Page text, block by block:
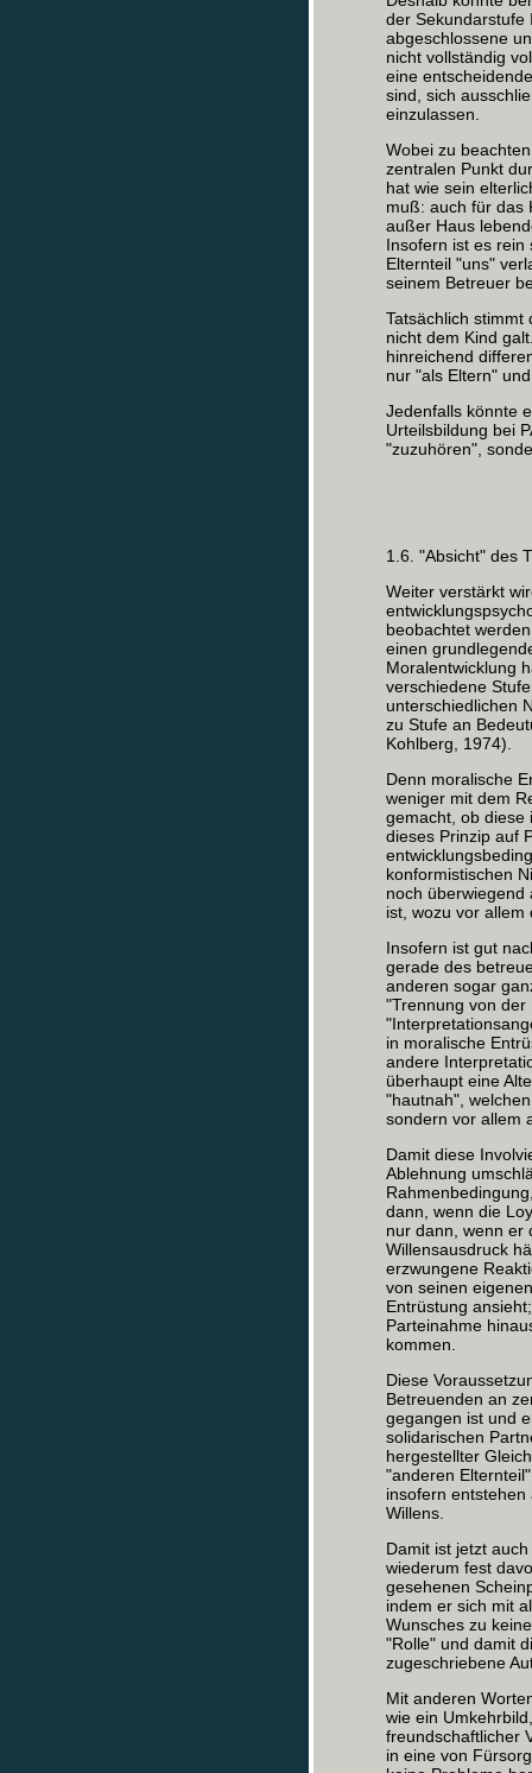
der Sekundarstufe
abgeschlossene
nicht vollständig
eine
sind, sich
einzulassen.
Wobei zu
zentralen Punkt
hat wie sein
muß: auch für das
außer Haus
Insofern ist es rein
Elternteil "uns"
seinem Betreuer
Tatsächlich stimmt
nicht dem Kind
hinreichend
nur "als Eltern"
Jedenfalls könnte
Urteilsbildung bei
"zuzuhören",
1.6. "Absicht" des
Weiter verstärkt
beobachtet
einen
Moralentwicklung
verschiedene
unterschiedlichen
zu Stufe an
Kohlberg, 1974).
Denn moralische
weniger mit dem
gemacht, ob diese
dieses Prinzip auf
konformistischen
noch
ist, wozu vor
Insofern ist gut
gerade des
anderen sogar
"Trennung von der
in moralische
andere
überhaupt eine
"hautnah",
sondern vor allem
Damit diese
Ablehnung
dann, wenn die
nur dann, wenn er
Willensausdruck
erzwungene
von seinen
Entrüstung
Parteinahme
kommen.
Diese
Betreuenden an
gegangen ist und
solidarischen
hergestellter
"anderen
insofern
Willens.
Damit ist jetzt
wiederum fest
gesehenen
indem er sich mit
Wunsches zu
"Rolle" und damit
zugeschriebene
Mit anderen
wie ein
freundschaftlicher
in eine von